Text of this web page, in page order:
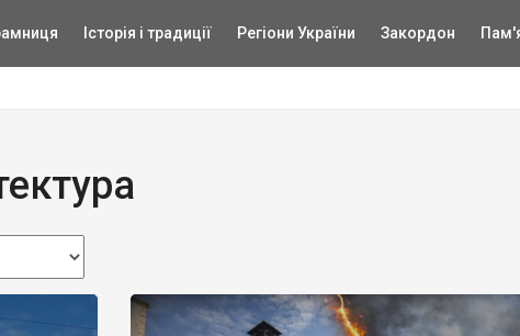
Історія і традиції Регіони України Закордон